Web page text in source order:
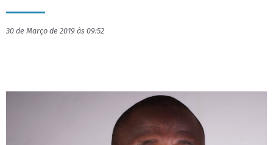
30 de Março de 2019 às 09:52